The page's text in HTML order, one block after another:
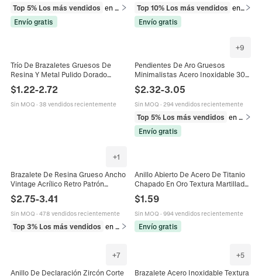
Top 5% Los más vendidos
Envío gratis
Top 10% Los más vendidos
Envío gratis
Trío De Brazaletes Gruesos De
Resina Y Metal Pulido Dorado
Joyería De Moda Retro Minimalista
Geométrica Para Mujeres
$1.22-2.72
Sin MOQ · 38 vendidos recientemente
+9
Pendientes De Aro Gruesos
Minimalistas Acero Inoxidable 304
Bañado En Oro 18 Quilates
Impermeable Huggie Pulido Espejo
Joyería
$2.32-3.05
Sin MOQ · 294 vendidos recientemente
Top 5% Los más vendidos
en Pendientes
Envío gratis
+1
Brazalete De Resina Grueso Ancho
Vintage Acrílico Retro Patrón
Mármol Ámbar Carey Joyería
Irregular Para Mujeres Elegante
$2.75-3.41
Sin MOQ · 478 vendidos recientemente
Top 3% Los más vendidos en Pulseras
Anillo Abierto De Acero De Titanio
Chapado En Oro Textura Martillada
Irregular Banda Ancha Retro
Ajustable Joyería Unisex
$1.59
Sin MOQ · 994 vendidos recientemente
Envío gratis
+7
Anillo De Declaración Zircón Corte
+5
Brazalete Acero Inoxidable Textura